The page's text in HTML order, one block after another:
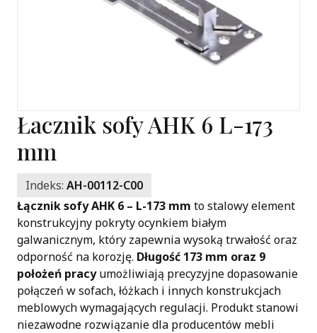
Łacznik sofy AHK 6 L-173
mm
Indeks: AH-00112-C00
Łącznik sofy AHK 6 – L-173 mm to stalowy element
konstrukcyjny pokryty ocynkiem białym
galwanicznym, który zapewnia wysoką trwałość oraz
odporność na korozję. Długość 173 mm oraz 9
położeń pracyumożliwiają precyzyjne dopasowanie
połączeń w sofach, łóżkach i innych konstrukcjach
meblowych wymagających regulacji. Produkt stanowi
niezawodne rozwiązanie dla producentów mebli